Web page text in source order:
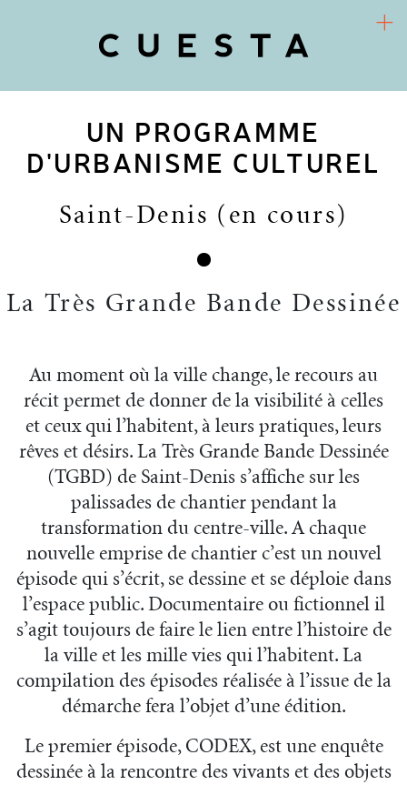
COOPÉRATIVE D’URBANISME CULTUREL
Arts / Territoires / Sociétés
CUESTA
RECHERCHE-ACTION
UN PROGRAMME
D'URBANISME CULTUREL
Saint-Denis (en cours)
La Très Grande Bande Dessinée
Au moment où la ville change, le recours au
récit permet de donner de la visibilité à celles
et ceux qui l’habitent, à leurs pratiques, leurs
rêves et désirs. La Très Grande Bande Dessinée
(TGBD) de Saint-Denis s’affiche sur les
palissades de chantier pendant la
transformation du centre-ville. A chaque
nouvelle emprise de chantier c’est un nouvel
épisode qui s’écrit, se dessine et se déploie dans
l’espace public. Documentaire ou fictionnel il
s’agit toujours de faire le lien entre l’histoire de
la ville et les mille vies qui l’habitent. La
compilation des épisodes réalisée à l’issue de la
démarche fera l’objet d’une édition.
Le premier épisode, CODEX, est une enquête
dessinée à la rencontre des vivants et des objets